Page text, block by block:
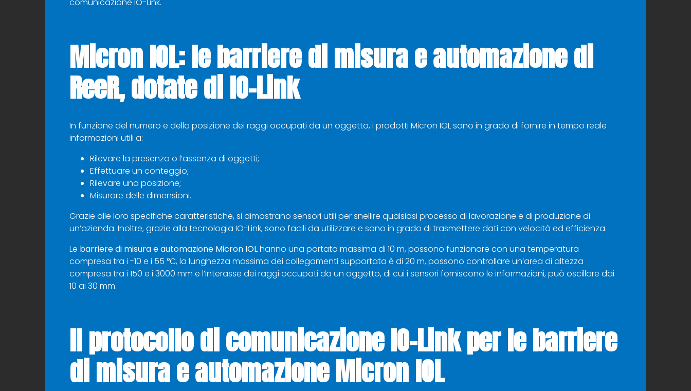
Micron IOL: le barriere di misura e automazione di
ReeR, dotate di IO-Link
In funzione del numero e della posizione dei raggi occupati da un oggetto, i prodotti Micron IOL sono in grado di fornire in tempo reale
informazioni utili a:
Rilevare la presenza o l’assenza di oggetti;
Effettuare un conteggio;
Rilevare una posizione;
Misurare delle dimensioni.
Grazie alle loro specifiche caratteristiche, si dimostrano sensori utili per snellire qualsiasi processo di lavorazione e di produzione di
un’azienda. Inoltre, grazie alla tecnologia IO-Link, sono facili da utilizzare e sono in grado di trasmettere dati con velocità ed efficienza.
Le barriere di misura e automazione Micron IOLhanno una portata massima di 10 m, possono funzionare con una temperatura
compresa tra i -10 e i 55 °C, la lunghezza massima dei collegamenti supportata è di 20 m, possono controllare un’area di altezza
compresa tra i 150 e i 3000 mm e l’interasse dei raggi occupati da un oggetto, di cui i sensori forniscono le informazioni, può oscillare dai
10 ai 30 mm.
Il protocollo di comunicazione IO-Link per le barriere
di misura e automazione Micron IOL